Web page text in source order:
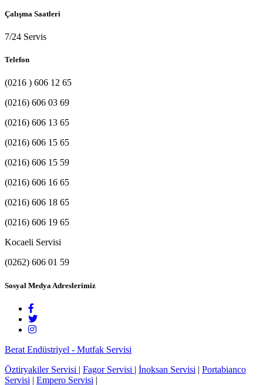
Çalışma Saatleri
7/24 Servis
Telefon
(0216 ) 606 12 65
(0216) 606 03 69
(0216) 606 13 65
(0216) 606 15 65
(0216) 606 15 59
(0216) 606 16 65
(0216) 606 18 65
(0216) 606 19 65
Kocaeli Servisi
(0262) 606 01 59
Sosyal Medya Adreslerimiz
Berat Endüstriyel - Mutfak Servisi
Öztiryakiler Servisi | Fagor Servisi | İnoksan Servisi | Portabianco
Servisi | Empero Servisi |